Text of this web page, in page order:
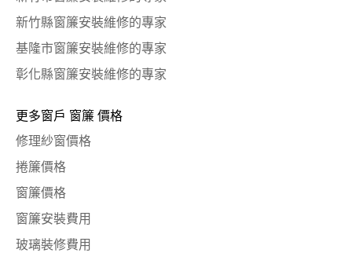
新竹縣窗簾安裝維修的專家
基隆市窗簾安裝維修的專家
彰化縣窗簾安裝維修的專家
更多窗戶 窗簾 價格
修理紗窗價格
捲簾價格
窗簾價格
窗簾安裝費用
玻璃裝修費用